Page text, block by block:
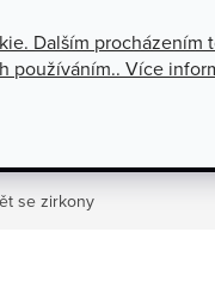
Dalším procházením
používáním.. Více
o zrušení platby
se zirkony